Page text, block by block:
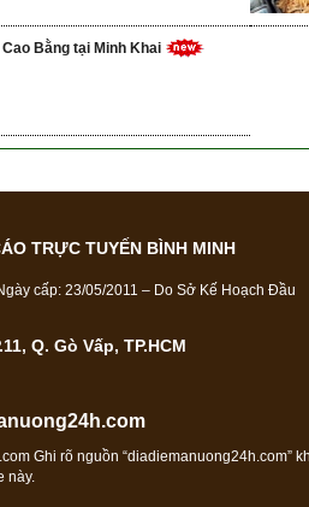
Bằng tại Minh Khai
TRỰC TUYẾN BÌNH MINH
cấp: 23/05/2011 – Do Sở Kế Hoạch Đầu
Q. Gò Vấp, TP.HCM
Ghi rõ nguồn “diadiemanuong24h.com”
này.